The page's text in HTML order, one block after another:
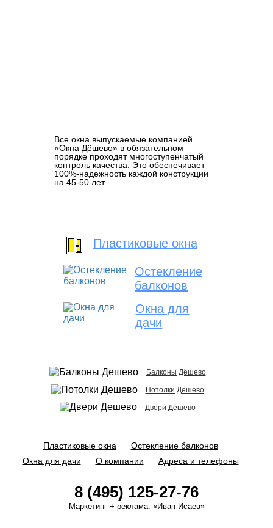
Все окна выпускаемые компанией
«Окна Дёшево» в обязательном
порядке проходят многоступенчатый
контроль качества. Это обеспечивает
100%-надежность каждой конструкции
на 45-50 лет.
Пластиковые окна
Остекление
балконов
Окна для
дачи
Балконы Дёшево
Потолки Дёшево
Двери Дёшево
Пластиковые окна
Остекление балконов
Окна для дачи
О компании Адреса и телефоны
8 (495) 125-27-76
Маркетинг + реклама: «Иван Исаев»